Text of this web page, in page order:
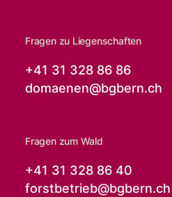
Fragen zu Liegenschaften
+41 31 328 86 86
domaenen@bgbern.ch
Fragen zum Wald
+41 31 328 86 40
forstbetrieb@bgbern.ch